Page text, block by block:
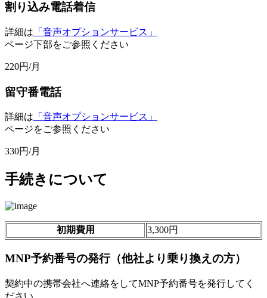
割り込み電話着信
詳細は 「音声オプションサービス」
ページ下部をご参照ください
220円/月
留守番電話
詳細は 「音声オプションサービス」
ページをご参照ください
330円/月
手続きについて
初期費用 3,300円
MNP予約番号の発行（他社より乗り換えの方）
契約中の携帯会社へ連絡をしてMNP予約番号を発行してく
ださい。